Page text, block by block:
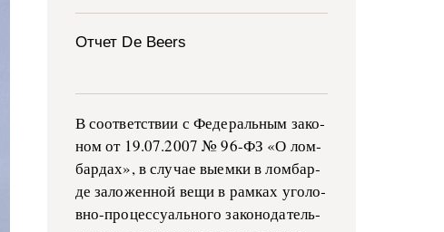
Отчет De Beers
В со­о­т­вет­ствии с Фе­де­раль­ным за­ко­
ном от 19.07.2007 № 96-ФЗ «О ло­м­
бар­дах», в слу­чае вы­е­м­ки в ло­м­бар­
де за­ло­жен­ной ве­щи в ра­м­ках уго­ло­
в­но-­про­цес­су­аль­но­го за­ко­но­да­тель­